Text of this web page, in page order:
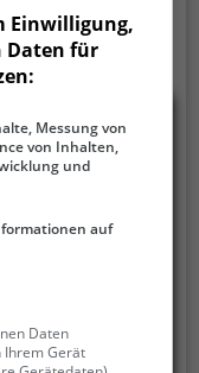
Einwilligung,
Daten für
Messung von
von Inhalten,
und
auf
Daten
Ihrem Gerät